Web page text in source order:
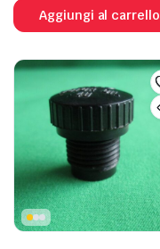
Aggiungi al carrello